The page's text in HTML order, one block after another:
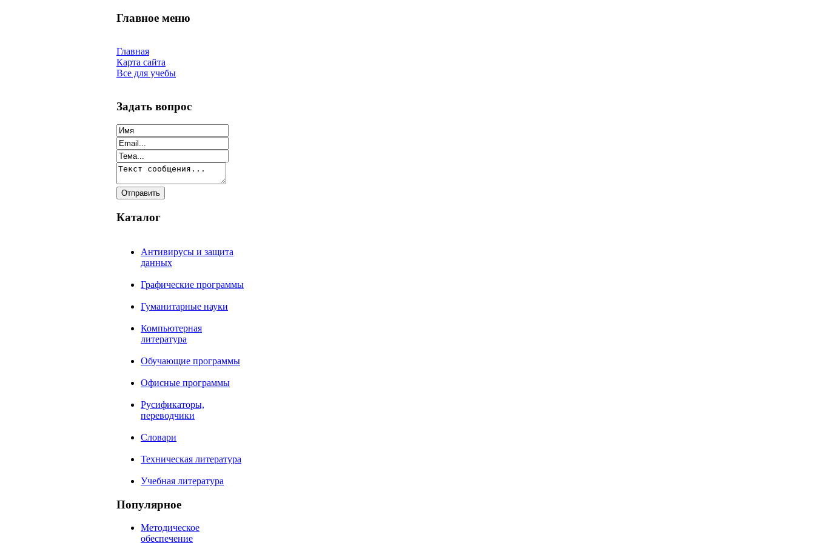
Главное меню
Главная
Карта сайта
Все для учебы
Задать вопрос
Каталог
Антивирусы и защита
данных
Графические программы
Гуманитарные науки
Компьютерная
литература
Обучающие программы
Офисные программы
Русификаторы,
переводчики
Словари
Техническая литература
Учебная литература
Популярное
Методическое
обеспечение